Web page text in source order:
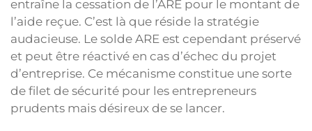
entraîne la cessation de l’ARE pour le montant de
l’aide reçue. C’est là que réside la stratégie
audacieuse. Le solde ARE est cependant préservé
et peut être réactivé en cas d’échec du projet
d’entreprise. Ce mécanisme constitue une sorte
de filet de sécurité pour les entrepreneurs
prudents mais désireux de se lancer.